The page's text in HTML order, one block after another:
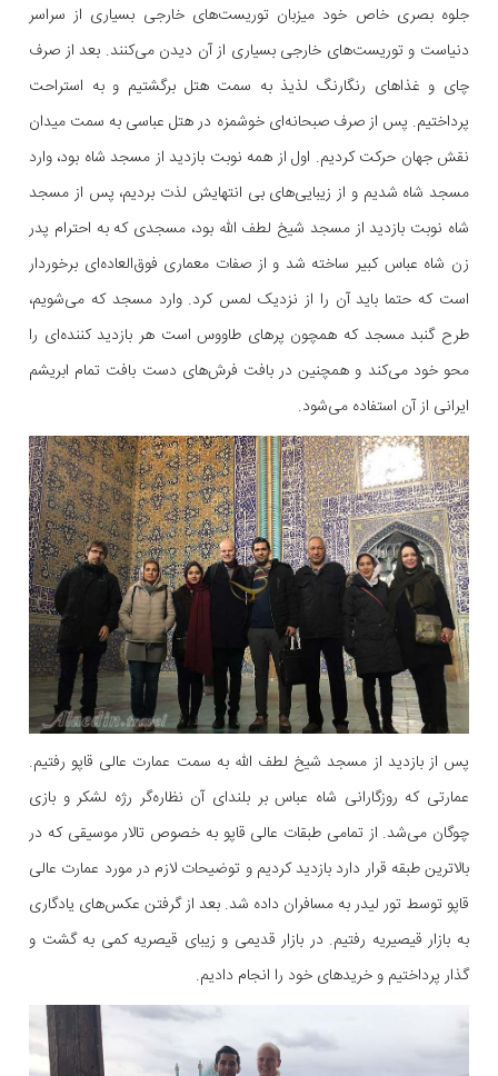
جلوه بصری خاص خود میزبان توریست‌های خارجی بسیاری از سراسر
دنیاست و توریست‌های خارجی بسیاری از آن دیدن می‌کنند. بعد از صرف
چای و غذاهای رنگارنگ لذیذ به سمت هتل برگشتیم و به استراحت
پرداختیم. پس از صرف صبحانه‌ای خوشمزه در هتل عباسی به سمت میدان
نقش جهان حرکت کردیم. اول از همه نوبت بازدید از مسجد شاه بود، وارد
مسجد شاه شدیم و از زیبایی‌های بی انتهایش لذت بردیم، پس از مسجد
شاه نوبت بازدید از مسجد شیخ لطف الله بود، مسجدی که به احترام پدر
زن شاه عباس کبیر ساخته شد و از صفات معماری فوق‌العاده‌ای برخوردار
است که حتما باید آن را از نزدیک لمس کرد. وارد مسجد که می‌شویم،
طرح گنبد مسجد که همچون پر‌های طاووس است هر بازدید کننده‌ای را
محو خود می‌کند و همچنین در بافت فرش‌های دست بافت تمام ابریشم
ایرانی از آن استفاده می‌شود.
پس از بازدید از مسجد شیخ لطف الله به سمت عمارت عالی قاپو رفتیم.
عمارتی که روزگارانی شاه عباس بر بلندای آن نظاره‌گر رژه لشکر و بازی
چوگان می‌شد. از تمامی طبقات عالی قاپو به خصوص تالار موسیقی که در
بالاترین طبقه قرار دارد بازدید کردیم و توضیحات لازم در مورد عمارت عالی
قاپو توسط تور لیدر به مسافران داده شد. بعد از گرفتن عکس‌های یادگاری
به بازار قیصیریه رفتیم. در بازار قدیمی و زیبای قیصریه کمی به گشت و
گذار پرداختیم و خرید‌های خود را انجام دادیم.